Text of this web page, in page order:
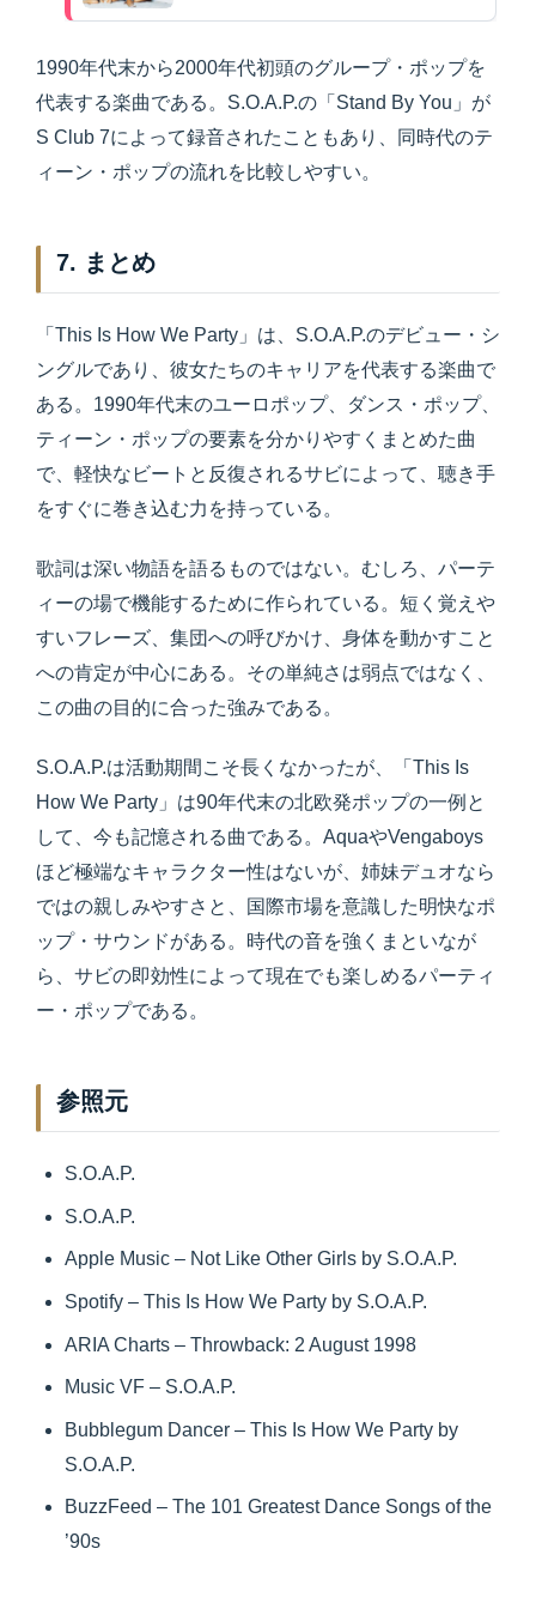
1990年代末から2000年代初頭のグループ・ポップを
代表する楽曲である。S.O.A.P.の「Stand By You」が
S Club 7によって録音されたこともあり、同時代のテ
ィーン・ポップの流れを比較しやすい。
7. まとめ
「This Is How We Party」は、S.O.A.P.のデビュー・シ
ングルであり、彼女たちのキャリアを代表する楽曲で
ある。1990年代末のユーロポップ、ダンス・ポップ、
ティーン・ポップの要素を分かりやすくまとめた曲
で、軽快なビートと反復されるサビによって、聴き手
をすぐに巻き込む力を持っている。
歌詞は深い物語を語るものではない。むしろ、パーテ
ィーの場で機能するために作られている。短く覚えや
すいフレーズ、集団への呼びかけ、身体を動かすこと
への肯定が中心にある。その単純さは弱点ではなく、
この曲の目的に合った強みである。
S.O.A.P.は活動期間こそ長くなかったが、「This Is
How We Party」は90年代末の北欧発ポップの一例と
して、今も記憶される曲である。AquaやVengaboys
ほど極端なキャラクター性はないが、姉妹デュオなら
ではの親しみやすさと、国際市場を意識した明快なポ
ップ・サウンドがある。時代の音を強くまといなが
ら、サビの即効性によって現在でも楽しめるパーティ
ー・ポップである。
参照元
S.O.A.P.
S.O.A.P.
Apple Music – Not Like Other Girls by S.O.A.P.
Spotify – This Is How We Party by S.O.A.P.
ARIA Charts – Throwback: 2 August 1998
Music VF – S.O.A.P.
Bubblegum Dancer – This Is How We Party by
S.O.A.P.
BuzzFeed – The 101 Greatest Dance Songs of the
’90s